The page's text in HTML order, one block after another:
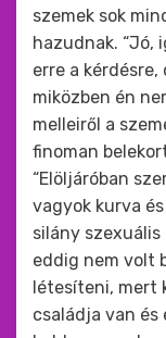
szemek sok
hazudnak. “Jó,
erre a
miközben én
melleiről a
finoman
“Elöljáróban
vagyok kurva
silány
eddig nem volt
létesíteni, mert
családja van